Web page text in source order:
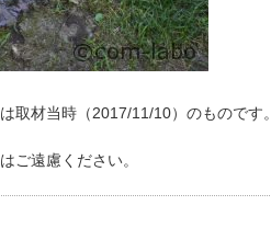
取材当時（2017/11/10）のものです。
ご遠慮ください。